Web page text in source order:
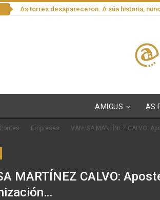
As torres desapareceron. A súa historia,
AMIGUS AS
Empresas VANESA MARTÍNEZ CALVO:
MARTÍNEZ CALVO: